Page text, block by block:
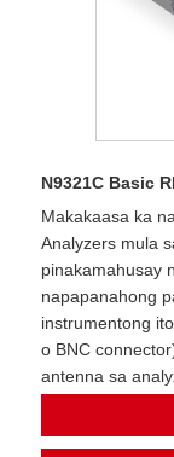
N9321C Basic
Makakaasa ka
Analyzers mula
pinakamahusay
napapanahong
instrumentong
o BNC
antenna sa